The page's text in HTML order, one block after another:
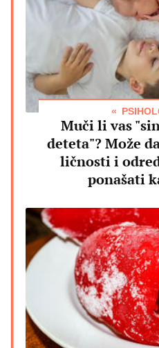
Muči li vas
deteta"? Može
ličnosti i
ponašati